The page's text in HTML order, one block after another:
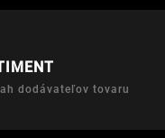
dodávateľov tovaru